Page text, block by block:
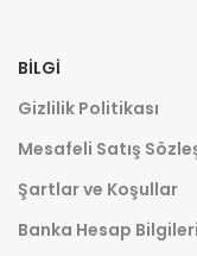
BILGI
Gizlilik Politikası
Mesafeli Satış
Şartlar ve Koşullar
Banka Hesap Bilgileri